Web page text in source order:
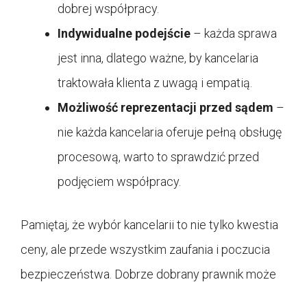
dobrej współpracy.
Indywidualne podejście – każda sprawa
jest inna, dlatego ważne, by kancelaria
traktowała klienta z uwagą i empatią.
Możliwość reprezentacji przed sądem –
nie każda kancelaria oferuje pełną obsługę
procesową, warto to sprawdzić przed
podjęciem współpracy.
Pamiętaj, że wybór kancelarii to nie tylko kwestia
ceny, ale przede wszystkim zaufania i poczucia
bezpieczeństwa. Dobrze dobrany prawnik może